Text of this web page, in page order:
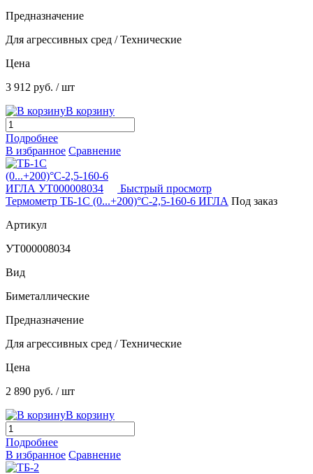
Предназначение
Для агрессивных сред / Технические
Цена
3 912 руб. / шт
В корзину
Подробнее
В избранное Сравнение
Быстрый просмотр
Термометр ТБ-1С (0...+200)°С-2,5-160-6 ИГЛА Под заказ
Артикул
УТ000008034
Вид
Биметаллические
Предназначение
Для агрессивных сред / Технические
Цена
2 890 руб. / шт
В корзину
Подробнее
В избранное Сравнение